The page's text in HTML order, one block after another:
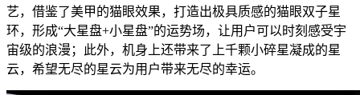
艺，借鉴了美甲的猫眼效果，打造出极具质感的猫眼双子星
环，形成“大星盘+小星盘”的运势场，让用户可以时刻感受宇
宙级的浪漫；此外，机身上还带来了上千颗小碎星凝成的星
云，希望无尽的星云为用户带来无尽的幸运。